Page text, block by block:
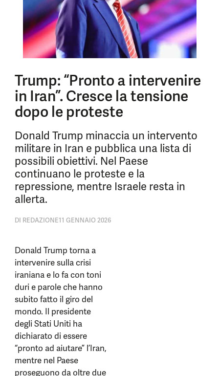
Trump: “Pronto a intervenire
in Iran”. Cresce la tensione
dopo le proteste
Donald Trump minaccia un intervento
militare in Iran e pubblica una lista di
possibili obiettivi. Nel Paese
continuano le proteste e la
repressione, mentre Israele resta in
allerta.
DI REDAZIONE11 GENNAIO 2026
Donald Trump torna a
intervenire sulla crisi
iraniana e lo fa con toni
duri e parole che hanno
subito fatto il giro del
mondo. Il presidente
degli Stati Uniti ha
dichiarato di essere
“pronto ad aiutare” l’Iran,
mentre nel Paese
proseguono da oltre due